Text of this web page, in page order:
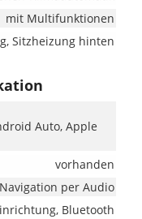
mit Multifunktionen
Sitzheizung hinten
Auto, Apple
vorhanden
per Audio
Bluetooth